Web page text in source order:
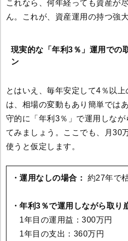
これなら、何年経っても資産が
ん。これが、資産運用の持つ強
現実的な「年利3％」運用での
ン
とはいえ、毎年安定して4％以
は、相場の変動もあり簡単では
守的に「年利3％」で運用しなが
てみましょう。ここでも、月30
使うと仮定します。
・運用なしの場合： 約27年で
・年利3％で運用しながら取り
1年目の運用益：300万円
1年目の支出：360万円